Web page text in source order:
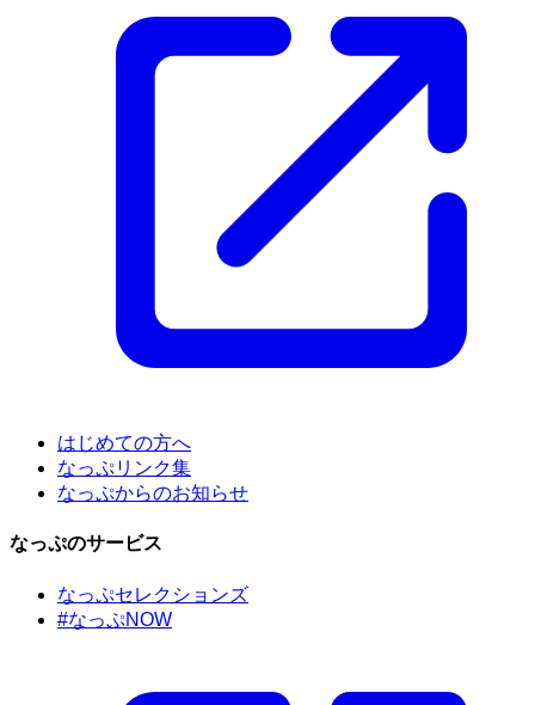
はじめての方へ
なっぷリンク集
なっぷからのお知らせ
なっぷのサービス
なっぷセレクションズ
#なっぷNOW